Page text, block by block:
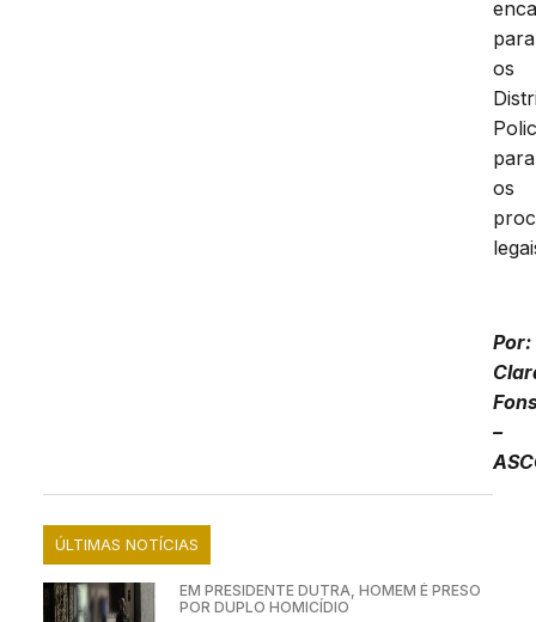
para
os
para
os
Por:
–
ÚLTIMAS NOTÍCIAS
EM PRESIDENTE DUTRA, HOMEM É PRESO
POR DUPLO HOMICÍDIO